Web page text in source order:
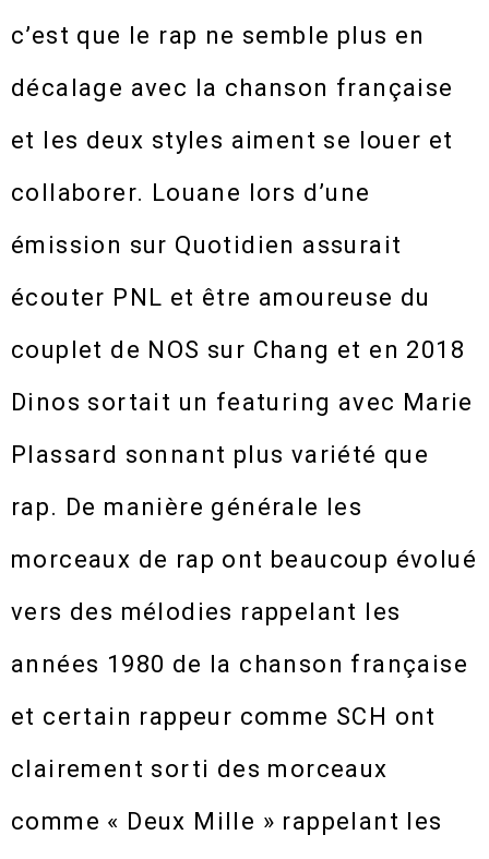
c’est que le rap ne semble plus en
décalage avec la chanson française
et les deux styles aiment se louer et
collaborer. Louane lors d’une
émission sur Quotidien assurait
écouter PNL et être amoureuse du
couplet de NOS sur Chang et en 2018
Dinos sortait un featuring avec Marie
Plassard sonnant plus variété que
rap. De manière générale les
morceaux de rap ont beaucoup évolué
vers des mélodies rappelant les
années 1980 de la chanson française
et certain rappeur comme SCH ont
clairement sorti des morceaux
comme « Deux Mille » rappelant les